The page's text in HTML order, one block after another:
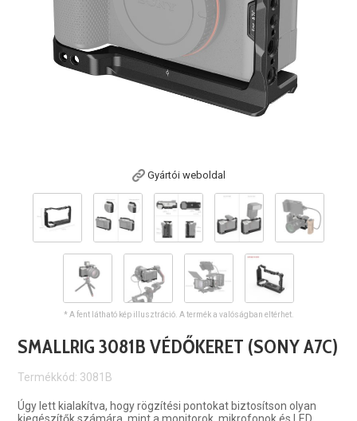
Gyártói weboldal
* A fent látható kép illusztráció. A termék a valóságban eltérhet.
SMALLRIG 3081B VÉDŐKERET (SONY A7C)
Termékkód: 3081B
Úgy lett kialakítva, hogy rögzítési pontokat biztosítson olyan
kiegészítők számára, mint a monitorok, mikrofonok és LED